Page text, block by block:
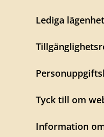
Lediga
Tyck till om
Information